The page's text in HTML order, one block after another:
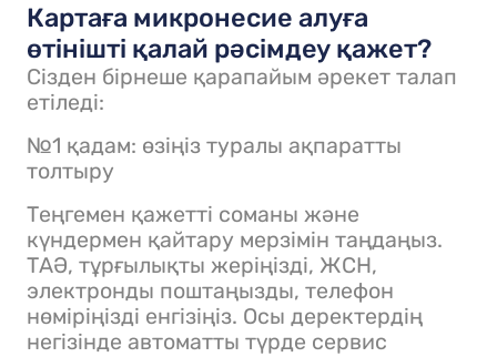
Картаға микронесие алуға
өтінішті қалай рәсімдеу қажет?
Сізден бірнеше қарапайым әрекет талап
етіледі:
№1 қадам: өзіңіз туралы ақпаратты
толтыру
Теңгемен қажетті соманы және
күндермен қайтару мерзімін таңдаңыз.
ТАӘ, тұрғылықты жеріңізді, ЖСН,
электронды поштаңызды, телефон
нөміріңізді енгізіңіз. Осы деректердің
негізінде автоматты түрде сервис